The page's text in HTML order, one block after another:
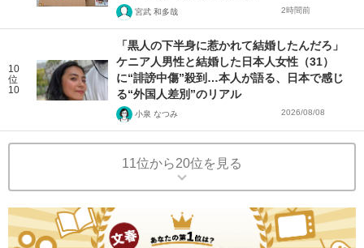
宮武 和多哉 2時間前
10
位
10
「黒人の下半身に惹かれて結婚したんだろ」
ケニア人男性と結婚した日本人女性（31）
に“誹謗中傷”殺到…本人が語る、日本で感じ
る“外国人差別”のリアル
小泉 なつみ 2026/08/08
11位から20位を見る